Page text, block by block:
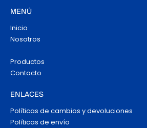
MENÚ
Inicio
Nosotros
Productos
Contacto
ENLACES
Políticas de cambios y devoluciones
Políticas de envío